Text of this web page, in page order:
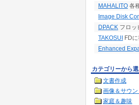
MAHALITO 各
Image Disk
DPACK フロッ
TAKOSUI FD
Enhanced
カテゴリーから
文書作成
画像＆サウン
家庭＆趣味